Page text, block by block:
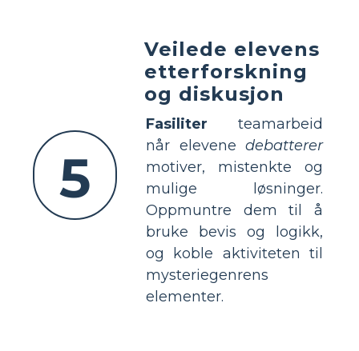
5
Veilede elevens
etterforskning
og diskusjon
Fasiliter teamarbeid
når elevene debatterer
motiver, mistenkte og
mulige løsninger.
Oppmuntre dem til å
bruke bevis og logikk,
og koble aktiviteten til
mysteriegenrens
elementer.